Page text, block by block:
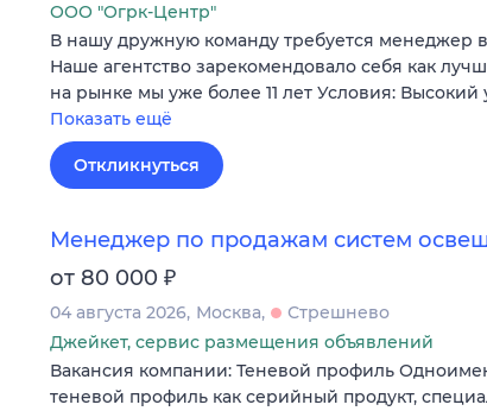
ООО "Огрк-Центр"
В нашу дружную команду требуется менеджер
Наше агентство зарекомендовало себя как
на рынке мы уже более 11 лет Условия: Высокий
Показать ещё
Откликнуться
Менеджер по продажам систем
от 80 000 ₽
04 августа 2026 Москва
Стрешнево
Джейкет, сервис размещения объявлений
Вакансия компании: Теневой профиль
теневой профиль как серийный продукт,